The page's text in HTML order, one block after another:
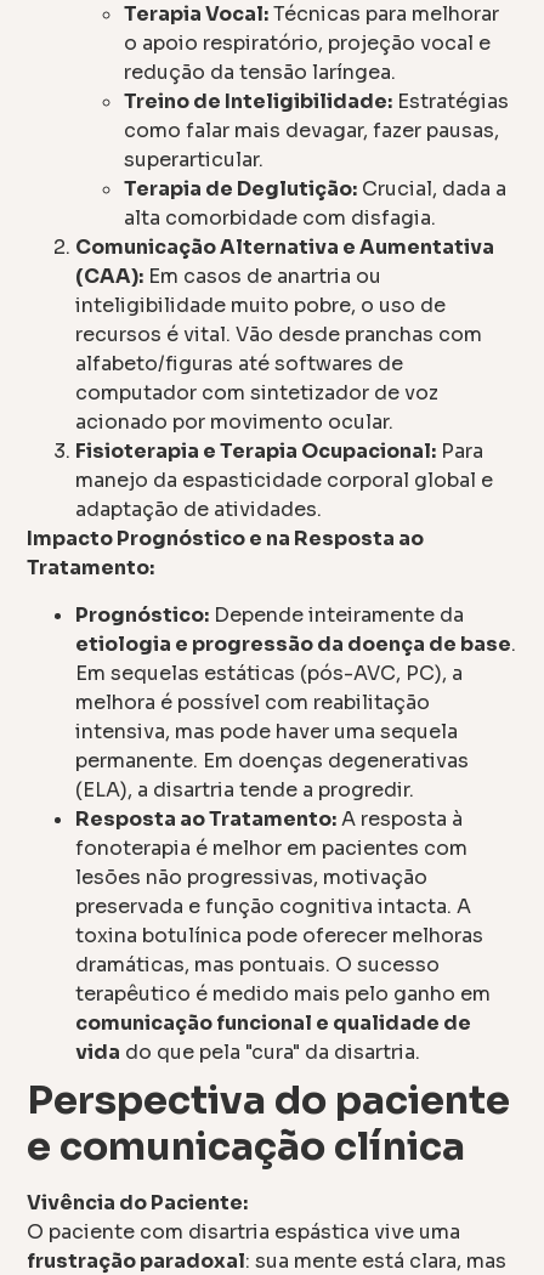
Terapia Vocal:Técnicas para melhorar
o apoio respiratório, projeção vocal e
redução da tensão laríngea.
Treino de Inteligibilidade: Estratégias
como falar mais devagar, fazer pausas,
superarticular.
Terapia de Deglutição: Crucial, dada a
alta comorbidade com disfagia.
Comunicação Alternativa e Aumentativa
(CAA): Em casos de anartria ou
inteligibilidade muito pobre, o uso de
recursos é vital. Vão desde pranchas com
alfabeto/figuras até softwares de
computador com sintetizador de voz
acionado por movimento ocular.
Fisioterapia e Terapia Ocupacional: Para
manejo da espasticidade corporal global e
adaptação de atividades.
Impacto Prognóstico e na Resposta ao
Tratamento:
Prognóstico: Depende inteiramente da
etiologia e progressão da doença de base.
Em sequelas estáticas (pós-AVC, PC), a
melhora é possível com reabilitação
intensiva, mas pode haver uma sequela
permanente. Em doenças degenerativas
(ELA), a disartria tende a progredir.
Resposta ao Tratamento:A resposta à
fonoterapia é melhor em pacientes com
lesões não progressivas, motivação
preservada e função cognitiva intacta. A
toxina botulínica pode oferecer melhoras
dramáticas, mas pontuais. O sucesso
terapêutico é medido mais pelo ganho em
comunicação funcional e qualidade de
vida do que pela "cura" da disartria.
Perspectiva do paciente
e comunicação clínica
Vivência do Paciente:
O paciente com disartria espástica vive uma
frustração paradoxal: sua mente está clara, mas